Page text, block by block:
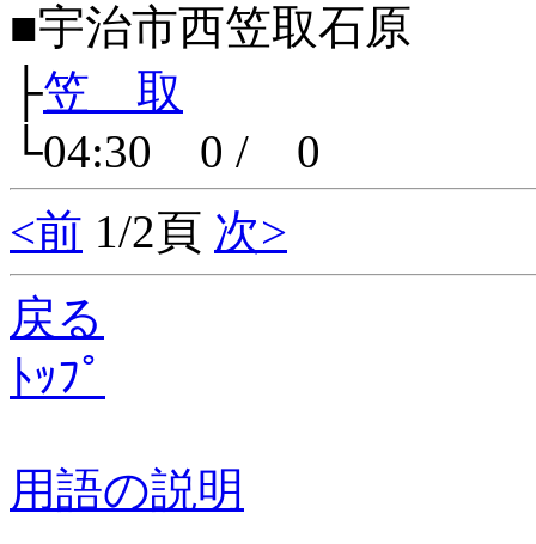
■宇治市西笠取石原
├笠 取
└04:30 0 / 0
<前 1/2頁 次>
戻る
ﾄｯﾌﾟ
用語の説明